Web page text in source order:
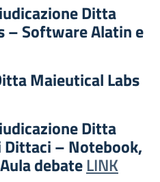
Ditta
– Software Alatin e
Maieutical Labs
Ditta
Dittaci – Notebook,
debateLINK